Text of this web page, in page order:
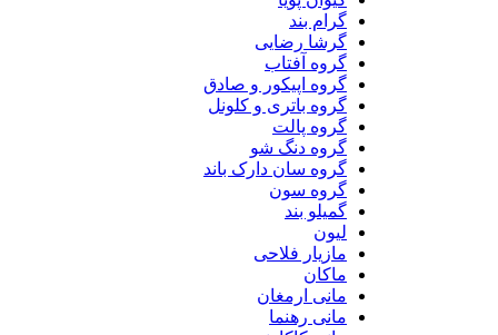
گرام بند
گرشا رضایی
گروه آفتاب
گروه اپیکور و صادق
گروه باتری و کلونل
گروه پالت
گروه دنگ شو
گروه سان دارک باند
گروه سون
گمیلو بند
لیون
مازیار فلاحی
ماکان
مانی ارمغان
مانی رهنما